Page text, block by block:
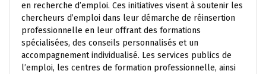
en recherche d’emploi. Ces initiatives visent à soutenir les
chercheurs d’emploi dans leur démarche de réinsertion
professionnelle en leur offrant des formations
spécialisées, des conseils personnalisés et un
accompagnement individualisé. Les services publics de
l’emploi, les centres de formation professionnelle, ainsi